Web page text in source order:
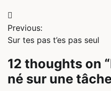
Navigation
de
Previous:
Sur tes pas t’es pas seul
12 thoughts on “
né sur une